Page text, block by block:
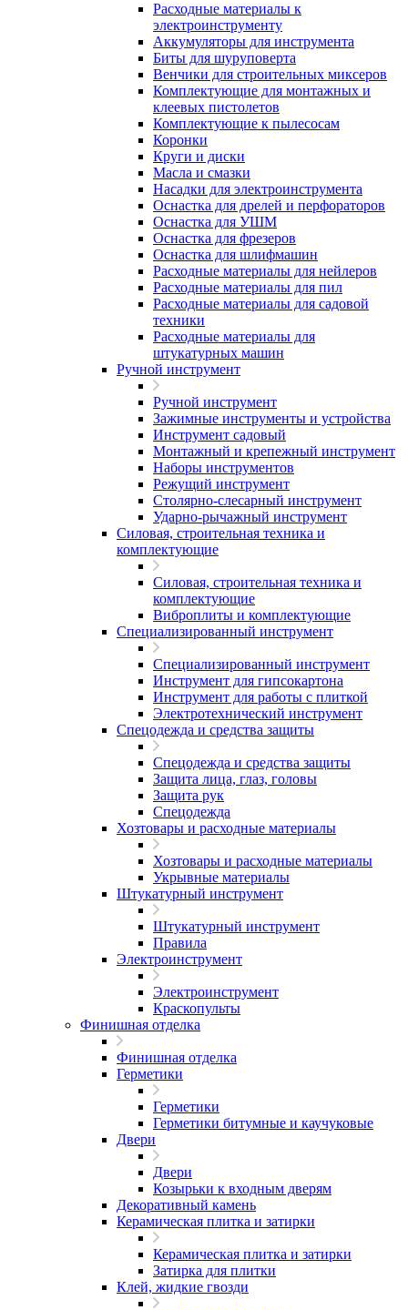
Расходные материалы к
электроинструменту
Аккумуляторы для инструмента
Биты для шуруповерта
Венчики для строительных миксеров
Комплектующие для монтажных и
клеевых пистолетов
Комплектующие к пылесосам
Коронки
Круги и диски
Масла и смазки
Насадки для электроинструмента
Оснастка для дрелей и перфораторов
Оснастка для УШМ
Оснастка для фрезеров
Оснастка для шлифмашин
Расходные материалы для нейлеров
Расходные материалы для пил
Расходные материалы для садовой
техники
Расходные материалы для
штукатурных машин
Ручной инструмент
Ручной инструмент
Зажимные инструменты и устройства
Инструмент садовый
Монтажный и крепежный инструмент
Наборы инструментов
Режущий инструмент
Столярно-слесарный инструмент
Ударно-рычажный инструмент
Силовая, строительная техника и
комплектующие
Силовая, строительная техника и
комплектующие
Виброплиты и комплектующие
Специализированный инструмент
Специализированный инструмент
Инструмент для гипсокартона
Инструмент для работы с плиткой
Электротехнический инструмент
Спецодежда и средства защиты
Спецодежда и средства защиты
Защита лица, глаз, головы
Защита рук
Спецодежда
Хозтовары и расходные материалы
Хозтовары и расходные материалы
Укрывные материалы
Штукатурный инструмент
Штукатурный инструмент
Правила
Электроинструмент
Электроинструмент
Краскопульты
Финишная отделка
Финишная отделка
Герметики
Герметики
Герметики битумные и каучуковые
Двери
Двери
Козырьки к входным дверям
Декоративный камень
Керамическая плитка и затирки
Керамическая плитка и затирки
Затирка для плитки
Клей, жидкие гвозди